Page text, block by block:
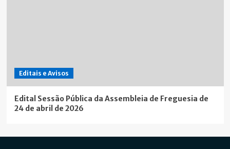
Editais e Avisos
Edital Sessão Pública da Assembleia de Freguesia de
24 de abril de 2026